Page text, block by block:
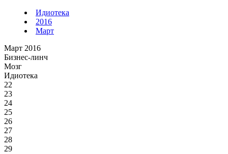
Идиотека
2016
Март
Март 2016
Бизнес-линч
Мозг
Идиотека
22
23
24
25
26
27
28
29